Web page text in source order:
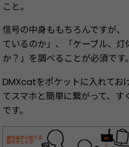
こと。
信号の中身ももちろんですが
ているのか」、「ケーブル、灯
か？」を調べることが必須です。
DMXcatをポケットに入れてお
てスマホと簡単に繋がって、す
です。